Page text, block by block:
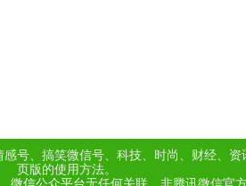
感号、搞笑微信号、科技、时尚、财经、
页版的使用方法。
微信公众平台无任何关联，非腾讯微信官方